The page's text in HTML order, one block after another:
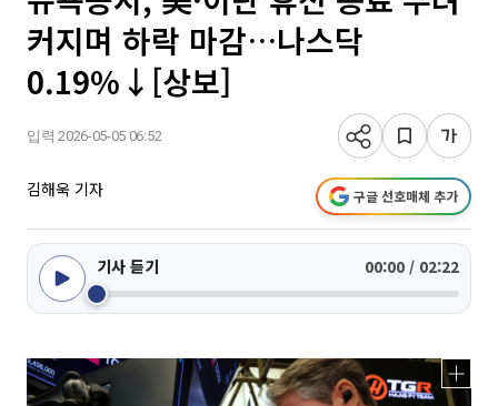
커지며 하락 마감…나스닥
0.19%↓[상보]
입력 2026-05-05 06:52
김해욱 기자 구글 선호매체 추가
기사 듣기 00:00 / 02:22